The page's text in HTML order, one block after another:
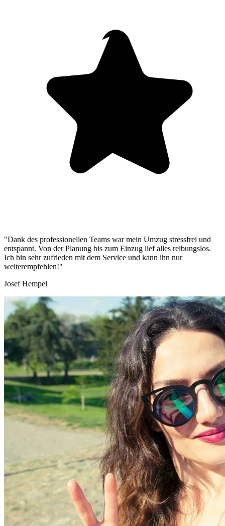
"Dank des professionellen Teams war mein Umzug stressfrei und
entspannt. Von der Planung bis zum Einzug lief alles reibungslos.
Ich bin sehr zufrieden mit dem Service und kann ihn nur
weiterempfehlen!"
Josef Hempel